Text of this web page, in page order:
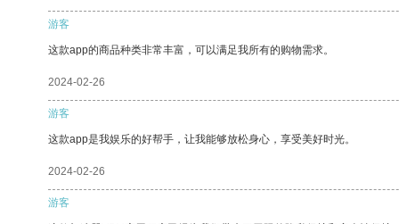
游客
这款app的商品种类非常丰富，可以满足我所有的购物需求。
2024-02-26
游客
这款app是我娱乐的好帮手，让我能够放松身心，享受美好时光。
2024-02-26
游客